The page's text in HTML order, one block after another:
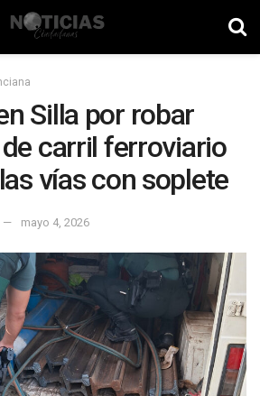
Silla por robar
carril ferroviario
vías con soplete
mayo 4, 2026